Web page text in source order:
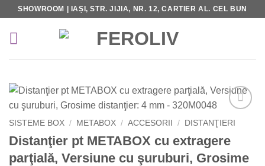
Skip
content
SHOWROOM | IAȘI, STR. JIJIA, NR. 12, CARTIER AL. CEL BUN
Add to
SISTEME BOX / METABOX / ACCESORII / DISTANŢIERI
Distanţier pt METABOX cu extragere
parţială, Versiune cu şuruburi, Grosime